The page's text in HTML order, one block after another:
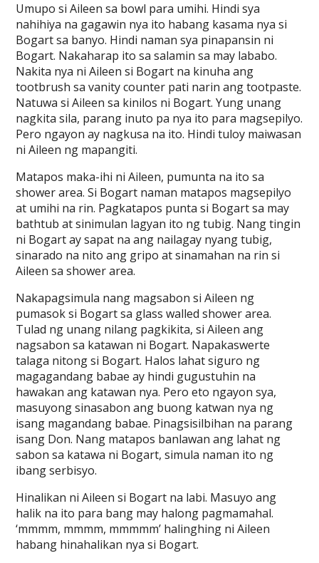
Umupo si Aileen sa bowl para umihi. Hindi sya
nahihiya na gagawin nya ito habang kasama nya si
Bogart sa banyo. Hindi naman sya pinapansin ni
Bogart. Nakaharap ito sa salamin sa may lababo.
Nakita nya ni Aileen si Bogart na kinuha ang
tootbrush sa vanity counter pati narin ang tootpaste.
Natuwa si Aileen sa kinilos ni Bogart. Yung unang
nagkita sila, parang inuto pa nya ito para magsepilyo.
Pero ngayon ay nagkusa na ito. Hindi tuloy maiwasan
ni Aileen ng mapangiti.
Matapos maka-ihi ni Aileen, pumunta na ito sa
shower area. Si Bogart naman matapos magsepilyo
at umihi na rin. Pagkatapos punta si Bogart sa may
bathtub at sinimulan lagyan ito ng tubig. Nang tingin
ni Bogart ay sapat na ang nailagay nyang tubig,
sinarado na nito ang gripo at sinamahan na rin si
Aileen sa shower area.
Nakapagsimula nang magsabon si Aileen ng
pumasok si Bogart sa glass walled shower area.
Tulad ng unang nilang pagkikita, si Aileen ang
nagsabon sa katawan ni Bogart. Napakaswerte
talaga nitong si Bogart. Halos lahat siguro ng
magagandang babae ay hindi gugustuhin na
hawakan ang katawan nya. Pero eto ngayon sya,
masuyong sinasabon ang buong katwan nya ng
isang magandang babae. Pinagsisilbihan na parang
isang Don. Nang matapos banlawan ang lahat ng
sabon sa katawa ni Bogart, simula naman ito ng
ibang serbisyo.
Hinalikan ni Aileen si Bogart na labi. Masuyo ang
halik na ito para bang may halong pagmamahal.
‘mmmm, mmmm, mmmmm’ halinghing ni Aileen
habang hinahalikan nya si Bogart.